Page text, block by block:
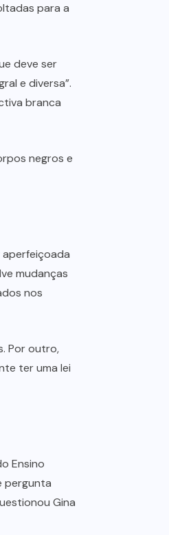
para a
deve ser
e diversa”.
branca
negros e
aperfeiçoada
mudanças
nos
Por outro,
ter uma lei
Ensino
pergunta
Gina